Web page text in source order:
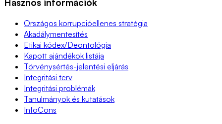
Országos korrupcióellenes stratégia
Akadálymentesítés
Etikai kódex/Deontológia
Kapott ajándékok listája
Törvénysértés-jelentési eljárás
Integritási terv
Integritási problémák
Tanulmányok és kutatások
InfoCons